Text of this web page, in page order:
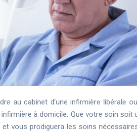
au cabinet d’une infirmière libérale
à domicile. Que votre soin soit
vous prodiguera les soins